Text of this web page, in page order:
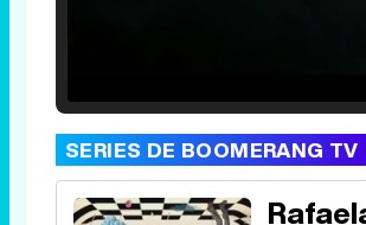
SERIES DE BOOMERANG TV